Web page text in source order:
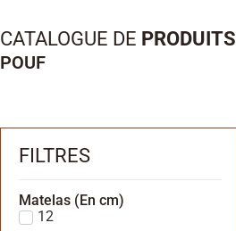
CATALOGUE DE PRODUITS
POUF
FILTRES
Matelas (En cm)
12